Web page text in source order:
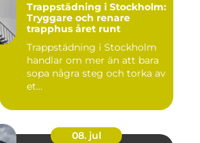
Trappstädning i Stockholm:
Tryggare och renare
trapphus året runt
Trappstädning i Stockholm
handlar om mer än att bara
sopa några steg och torka av
et...
08. jul